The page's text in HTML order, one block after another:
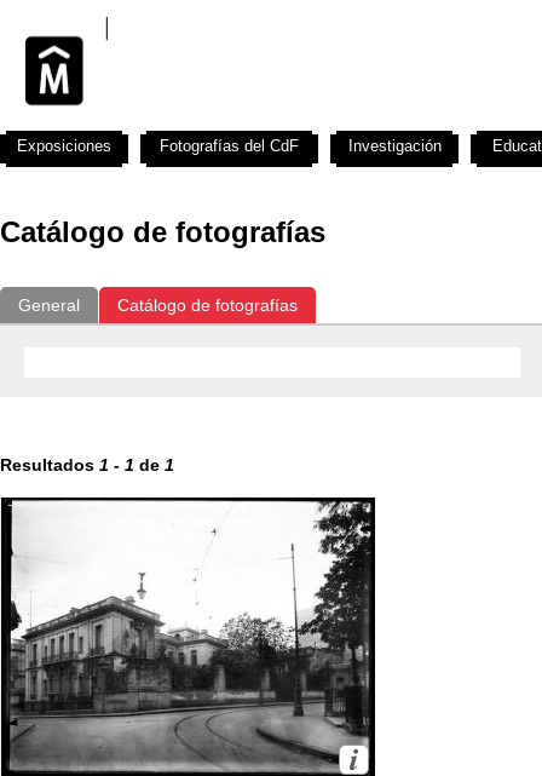
Catálogo de fotografías
General Catálogo de fotografías
Resultados 1 - 1 de 1
Exposiciones Fotografías del CdF Investigación